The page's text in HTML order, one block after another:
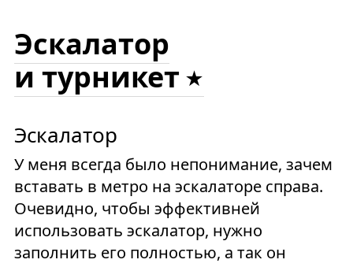
Эскалатор
и турникет
Эскалатор
У меня всегда было непонимание, зачем
вставать в метро на эскалаторе справа.
Очевидно, чтобы эффективней
использовать эскалатор, нужно
заполнить его полностью, а так он